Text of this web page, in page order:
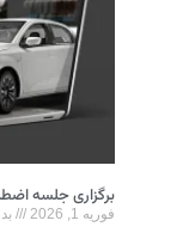
برگزاری جلسه
فوریه 1, 2026